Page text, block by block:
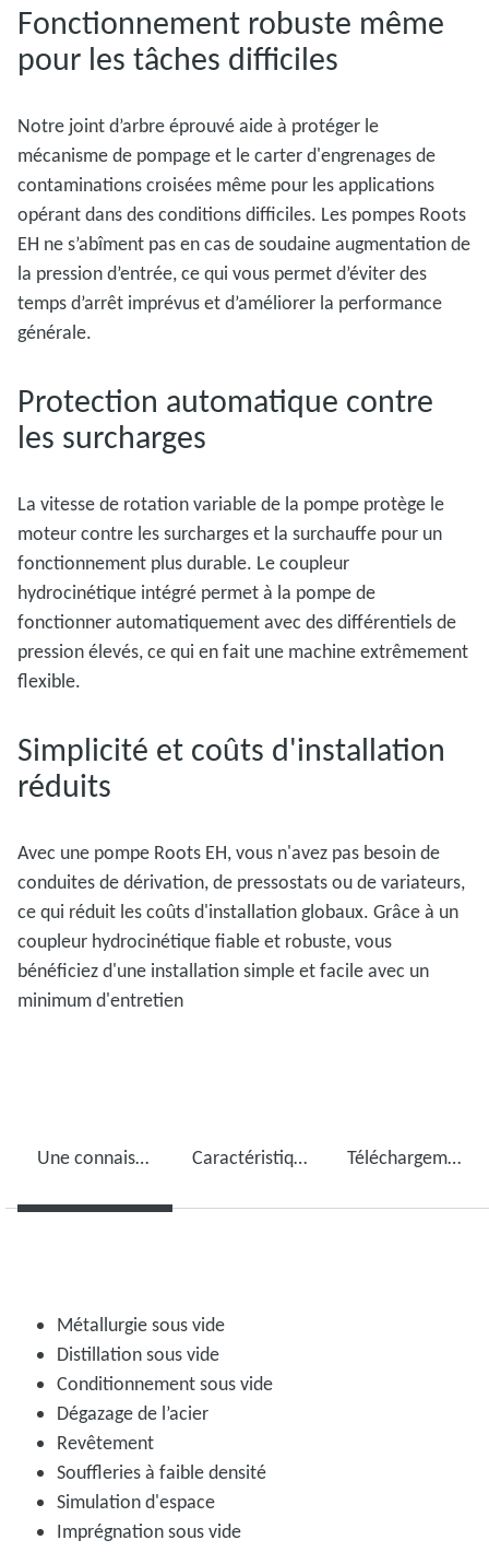
Fonctionnement robuste même
pour les tâches difficiles
Notre joint d’arbre éprouvé aide à protéger le
mécanisme de pompage et le carter d'engrenages de
contaminations croisées même pour les applications
opérant dans des conditions difficiles. Les pompes Roots
EH ne s’abîment pas en cas de soudaine augmentation de
la pression d’entrée, ce qui vous permet d’éviter des
temps d’arrêt imprévus et d’améliorer la performance
générale.
Protection automatique contre
les surcharges
La vitesse de rotation variable de la pompe protège le
moteur contre les surcharges et la surchauffe pour un
fonctionnement plus durable. Le coupleur
hydrocinétique intégré permet à la pompe de
fonctionner automatiquement avec des différentiels de
pression élevés, ce qui en fait une machine extrêmement
flexible.
Simplicité et coûts d'installation
réduits
Avec une pompe Roots EH, vous n'avez pas besoin de
conduites de dérivation, de pressostats ou de variateurs,
ce qui réduit les coûts d'installation globaux. Grâce à un
coupleur hydrocinétique fiable et robuste, vous
bénéficiez d'une installation simple et facile avec un
minimum d'entretien
Une connaissance des applications chimiques à laquelle vous pouvez vous fier Caractéristiques techniques Téléchargements
Métallurgie sous vide
Distillation sous vide
Conditionnement sous vide
Dégazage de l’acier
Revêtement
Souffleries à faible densité
Simulation d'espace
Imprégnation sous vide